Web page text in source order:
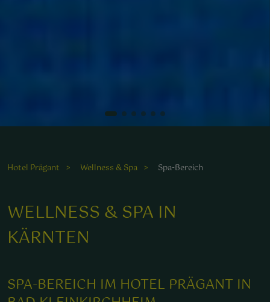
erwarten Sie in der entspannenden
Hotel Prägant Wellness & Spa Spa-Bereich
WELLNESS & SPA IN
KÄRNTEN
SPA-BEREICH IM HOTEL PRÄGANT IN